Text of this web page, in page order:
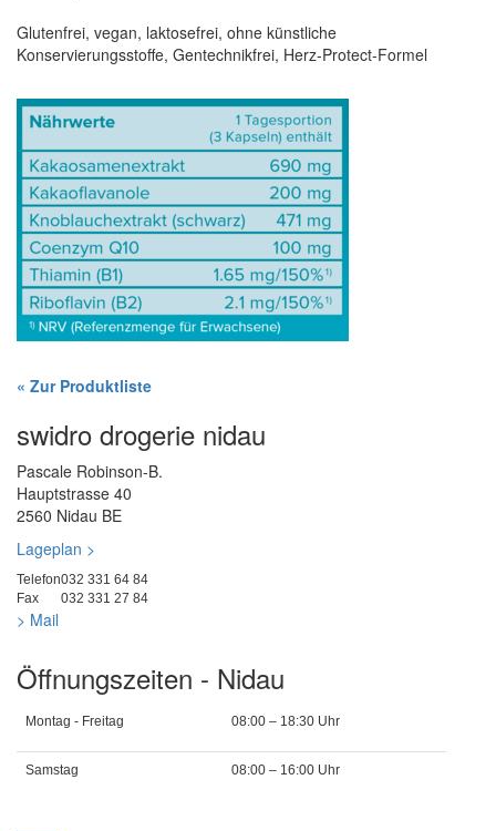
Glutenfrei, vegan, laktosefrei, ohne künstliche
Konservierungsstoffe, Gentechnikfrei, Herz-Protect-Formel
« Zur Produktliste
swidro drogerie nidau
Pascale Robinson-B.
Hauptstrasse 40
2560 Nidau BE
Lageplan >
Telefon032 331 64 84
Fax
032 331 27 84
> Mail
Öffnungszeiten - Nidau
Montag - Freitag 08:00 – 18:30 Uhr
Samstag 08:00 – 16:00 Uhr